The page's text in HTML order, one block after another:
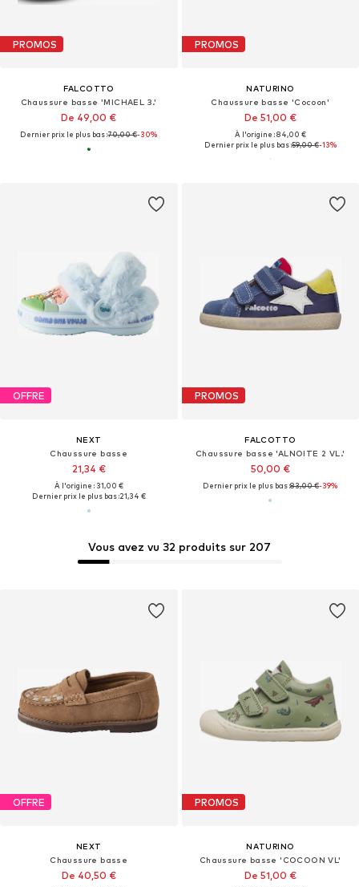
PROMOS
FALCOTTO
Chaussure basse 'MICHAEL 3.'
De 49,00 €
Dernier prix le plus bas :70,00 €-30%
PROMOS
NATURINO
Chaussure basse 'Cocoon'
De 51,00 €
À l'origine : 84,00 €
Dernier prix le plus bas :59,00 €-13%
OFFRE
NEXT
Chaussure basse
21,34 €
À l'origine : 31,00 €
Dernier prix le plus bas :21,34 €
PROMOS
FALCOTTO
Chaussure basse 'ALNOITE 2 VL.'
50,00 €
Dernier prix le plus bas :83,00 €-39%
OFFRE
NEXT
Chaussure basse
De 40,50 €
Vous avez vu 32 produits sur 207
PROMOS
NATURINO
Chaussure basse 'COCOON VL'
De 51,00 €